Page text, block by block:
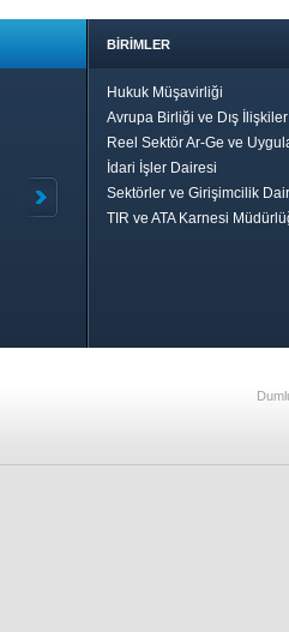
BİRİMLER
Hukuk Müşavirliği
Avrupa Birliği ve Dış
Reel Sektör Ar-Ge ve
İdari İşler Dairesi
Sektörler ve Girişimcilik
TIR ve ATA Karnesi